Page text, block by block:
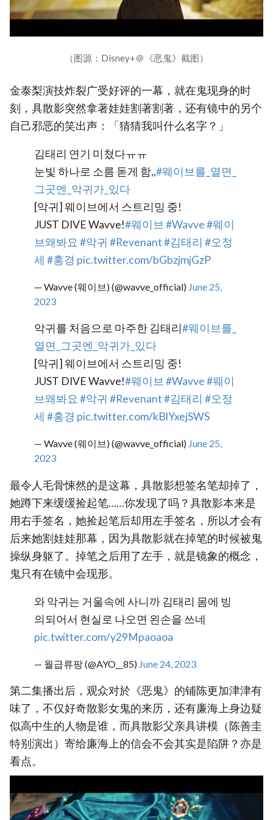
（图源：Disney+＠《恶鬼》截图）
金泰梨演技炸裂广受好评的一幕，就在鬼现身的时
刻，具散影突然拿著娃娃割著割著，还有镜中的另个
自己邪恶的笑出声：「猜猜我叫什么名字？」
김태리 연기 미쳤다ㅠㅠ
눈빛 하나로 소름 돋게 함,,#웨이브를_열면_
그곳엔_악귀가_있다
[악귀] 웨이브에서 스트리밍 중!
JUST DIVE Wavve!#웨이브#Wavve#웨이
브왜봐요#악귀 #Revenant#김태리 #오정
세 #홍경 pic.twitter.com/bGbzjmjGzP
— Wavve (웨이브) (@wavve_official) June 25,
2023
악귀를 처음으로 마주한 김태리#웨이브를_
열면_그곳엔_악귀가_있다
[악귀] 웨이브에서 스트리밍 중!
JUST DIVE Wavve!#웨이브#Wavve#웨이
브왜봐요#악귀 #Revenant#김태리 #오정
세 #홍경 pic.twitter.com/kBlYxejSWS
— Wavve (웨이브) (@wavve_official) June 25,
2023
最令人毛骨悚然的是这幕，具散影想签名笔却掉了，
她蹲下来缓缓捡起笔……你发现了吗？具散影本来是
用右手签名，她捡起笔后却用左手签名，所以才会有
后来她割娃娃那幕，因为具散影就在掉笔的时候被鬼
操纵身躯了。掉笔之后用了左手，就是镜象的概念，
鬼只有在镜中会现形。
와 악귀는 거울속에 사니까 김태리 몸에 빙
의되어서 현실로 나오면 왼손을 쓰네
pic.twitter.com/y29Mpaoaoa
— 월급류팡 (@AYO__85) June 24, 2023
第二集播出后，观众对於《恶鬼》的铺陈更加津津有
味了，不仅好奇散影女鬼的来历，还有廉海上身边疑
似高中生的人物是谁，而具散影父亲具讲模（陈善圭
特别演出）寄给廉海上的信会不会其实是陷阱？亦是
看点。